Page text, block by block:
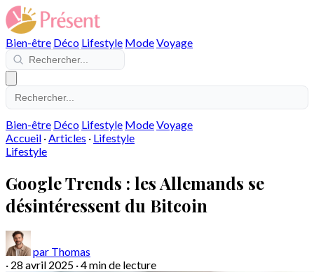
Bien-être Déco Lifestyle ModeVoyage
Bien-être Déco Lifestyle ModeVoyage
Accueil ·Articles · Lifestyle
Lifestyle
Google Trends : les Allemands se
désintéressent du Bitcoin
par Thomas
· 28 avril 2025 ·4 min de lecture